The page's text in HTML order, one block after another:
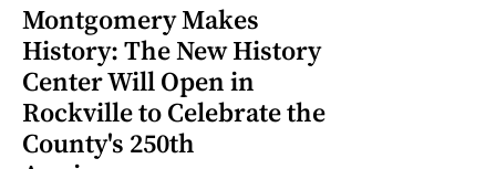
Montgomery Makes
History: The New History
Center Will Open in
Rockville to Celebrate the
County's 250th